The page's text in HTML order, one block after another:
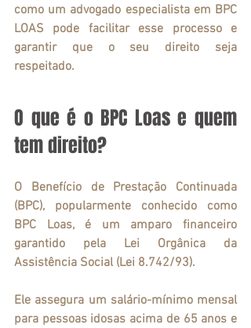
como um advogado especialista em BPC
LOAS pode facilitar esse processo e
garantir que o seu direito seja
respeitado.
O que é o BPC Loas e quem
tem direito?
O Benefício de Prestação Continuada
(BPC)
BPC
Loas, é um amparo financeiro
garantido pela Lei Orgânica da
Assistência Social (Lei 8.742/93).
Ele assegura um salário-mínimo mensal
para pessoas idosas acima de 65 anos e